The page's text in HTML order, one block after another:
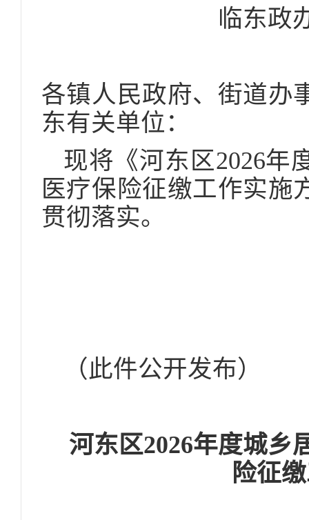
临东政
各镇人民政府、街道办
东有关单位：
现将《河东区2026年
医疗保险征缴工作实施
贯彻落实。
（此件公开发布）
河东区2026年度城乡
险征